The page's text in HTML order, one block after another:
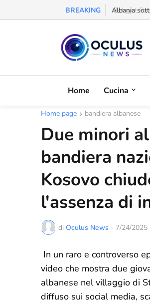
BREAKING Behgjet
Home Cucina
Home page bandiera albanese
Due minori
bandiera
Kosovo
l'assenza di
di Oculus News - 7/24/2025
In un raro e controverso
video che mostra due
albanese nel villaggio di
diffuso sui social media,